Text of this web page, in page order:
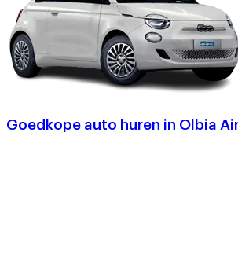
Goedkope auto huren in Olbia